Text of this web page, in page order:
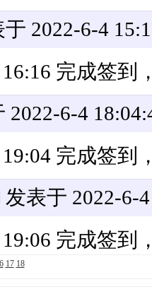
2022-6-4
完成签到
6-4
完成签到
发表于 2022-6-
完成签到
17 18